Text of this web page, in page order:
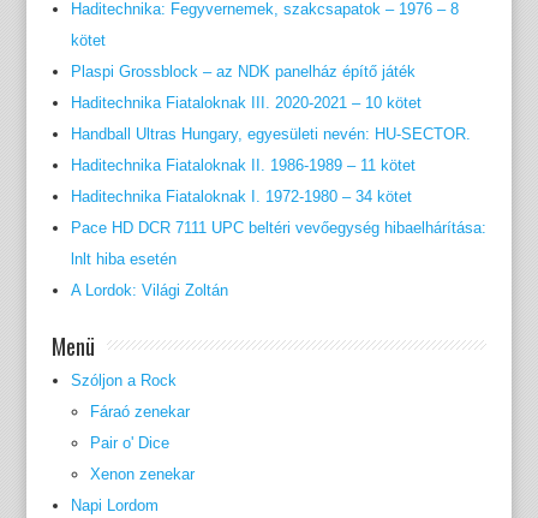
Haditechnika: Fegyvernemek, szakcsapatok – 1976 – 8
kötet
Plaspi Grossblock – az NDK panelház építő játék
Haditechnika Fiataloknak III. 2020-2021 – 10 kötet
Handball Ultras Hungary, egyesületi nevén: HU-SECTOR.
Haditechnika Fiataloknak II. 1986-1989 – 11 kötet
Haditechnika Fiataloknak I. 1972-1980 – 34 kötet
Pace HD DCR 7111 UPC beltéri vevőegység hibaelhárítása:
lnlt hiba esetén
A Lordok: Világi Zoltán
Menü
Szóljon a Rock
Fáraó zenekar
Pair o' Dice
Xenon zenekar
Napi Lordom